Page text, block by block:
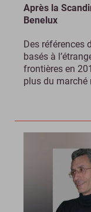
Après la
Benelux
Des références
basés à
frontières en
plus du marché